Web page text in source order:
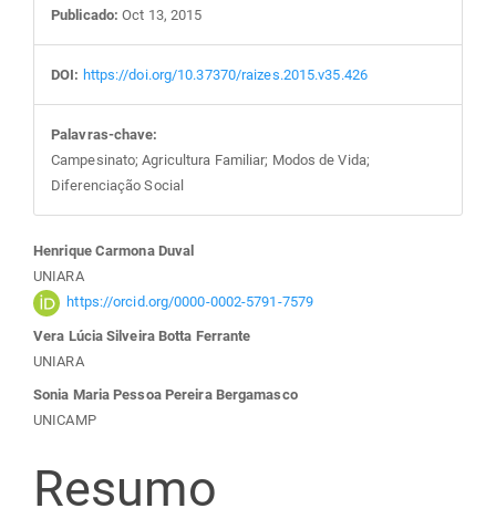
Publicado: Oct 13, 2015
DOI: https://doi.org/10.37370/raizes.2015.v35.426
Palavras-chave:
Campesinato; Agricultura Familiar; Modos de Vida;
Diferenciação Social
Conteúdo
do
artigo
principal
Henrique Carmona Duval
UNIARA
https://orcid.org/0000-0002-5791-7579
Vera Lúcia Silveira Botta Ferrante
UNIARA
Sonia Maria Pessoa Pereira Bergamasco
UNICAMP
Resumo